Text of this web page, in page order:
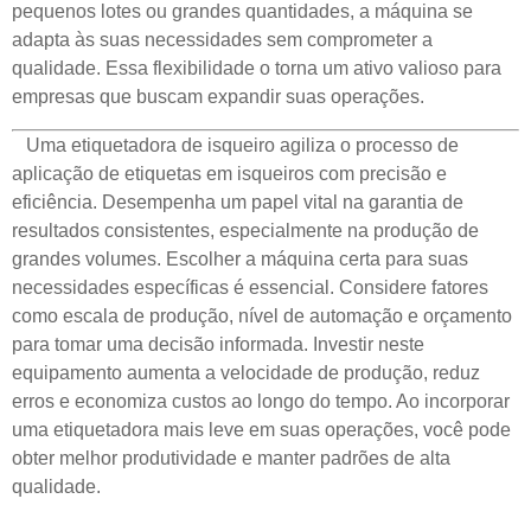
pequenos lotes ou grandes quantidades, a máquina se
adapta às suas necessidades sem comprometer a
qualidade. Essa flexibilidade o torna um ativo valioso para
empresas que buscam expandir suas operações.
Uma etiquetadora de isqueiro agiliza o processo de
aplicação de etiquetas em isqueiros com precisão e
eficiência. Desempenha um papel vital na garantia de
resultados consistentes, especialmente na produção de
grandes volumes. Escolher a máquina certa para suas
necessidades específicas é essencial. Considere fatores
como escala de produção, nível de automação e orçamento
para tomar uma decisão informada. Investir neste
equipamento aumenta a velocidade de produção, reduz
erros e economiza custos ao longo do tempo. Ao incorporar
uma etiquetadora mais leve em suas operações, você pode
obter melhor produtividade e manter padrões de alta
qualidade.